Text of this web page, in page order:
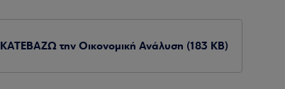
ΚΑΤΕΒΑΖΩ την Οικονομική Ανάλυση (183 KB)